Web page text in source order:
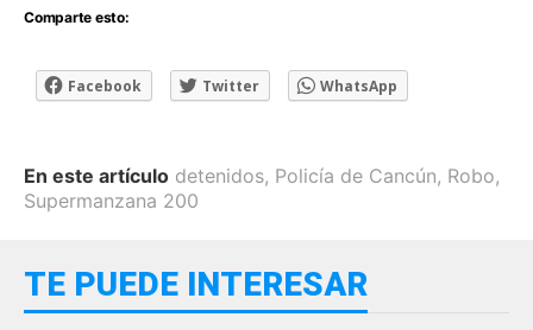
Comparte esto:
Facebook Twitter WhatsApp
En este artículo detenidos, Policía de Cancún, Robo,
Supermanzana 200
TE PUEDE INTERESAR